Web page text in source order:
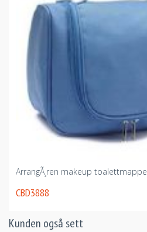
ArrangÃ¸ren makeup toalettmappe
CBD3888
Kunden også sett